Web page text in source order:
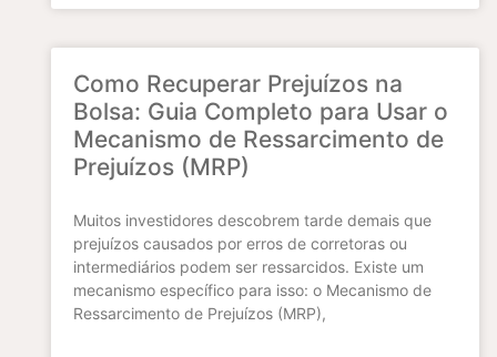
Como Recuperar Prejuízos na
Bolsa: Guia Completo para Usar o
Mecanismo de Ressarcimento de
Prejuízos (MRP)
Muitos investidores descobrem tarde demais que
prejuízos causados por erros de corretoras ou
intermediários podem ser ressarcidos. Existe um
mecanismo específico para isso: o Mecanismo de
Ressarcimento de Prejuízos (MRP),